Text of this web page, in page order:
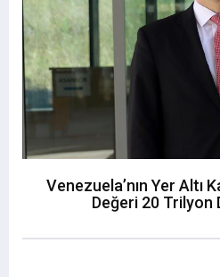
Venezuela’nın Yer Altı
Değeri 20 Trilyon